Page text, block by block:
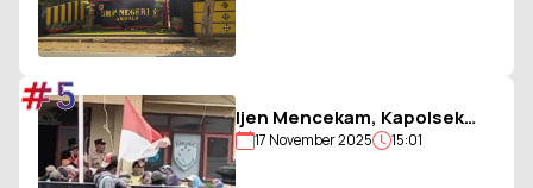
Ijen Mencekam, Kapolsek
Sempol Disandera, Bendera
17 November 2025 15:01
#5